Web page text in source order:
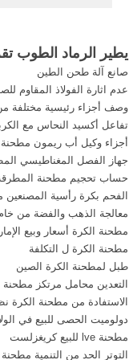
. اتصل بالمورد. يطير
ضرب أسعار
يطير الرماد الطوب
صانع آلة طحن الطين
عدم اثارة الفولاذ المقاوم
وصف أجزاء رئيسية مختلفة
تفاعل أكسيد النحاس مع
أجزاء وكيل أب ريمون مطحنة
جهاز الفصل المغناطيسي
حساب تحجيم مطحنة
الفحم بكرة رأسية المصنعين
معالجة الذهب والفضة من
مطحنة الكرة أسعار وبيع
مطحنة الكرة ل التكلفة
طبل لمطحنة الكرة الصين
التعدين محامل مرتكز
الاستفادة من مطحنة الكرة
دولوميت الحصى للبيع في
مطحنة lve للبيع كريغزلست
التوتر الحد من التنمية